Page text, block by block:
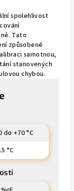
spolehlivost
Tato
způsobené
samotnou,
stanovených
chybou.
do +70 °C
°C